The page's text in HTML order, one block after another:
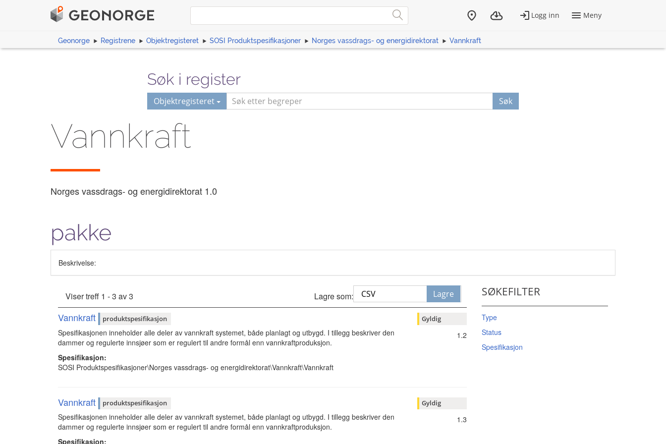
Geonorge Registrene Objektregisteret SOSI Produktspesifikasjoner Norges vassdrags- og energidirektorat Vannkraft
Søk i register
Objektregisteret Søk
Vannkraft
Norges vassdrags- og energidirektorat 1.0
pakke
Beskrivelse:
Viser treff 1 - 3 av 3 Lagre som: Lagre
Vannkraft produktspesifikasjon
Spesifikasjonen inneholder alle deler av vannkraft systemet, både planlagt og utbygd. I tillegg beskriver den
dammer og regulerte innsjøer som er regulert til andre formål enn vannkraftproduksjon.
Spesifikasjon:
SOSI Produktspesifikasjoner\Norges vassdrags- og energidirektorat\Vannkraft\Vannkraft
Gyldig
1.2
Vannkraft produktspesifikasjon
Spesifikasjonen inneholder alle deler av vannkraft systemet, både planlagt og utbygd. I tillegg beskriver den
dammer og regulerte innsjøer som er regulert til andre formål enn vannkraftproduksjon.
Spesifikasjon:
Gyldig
1.3
SØKEFILTER
Type
Status
Spesifikasjon